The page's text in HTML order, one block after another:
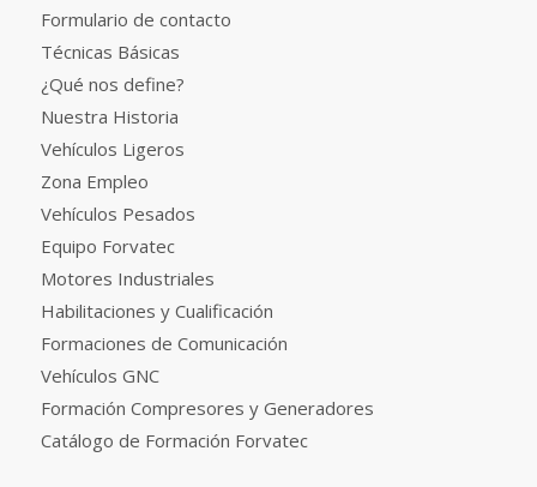
Formulario de contacto
Técnicas Básicas
¿Qué nos define?
Nuestra Historia
Vehículos Ligeros
Zona Empleo
Vehículos Pesados
Equipo Forvatec
Motores Industriales
Habilitaciones y Cualificación
Formaciones de Comunicación
Vehículos GNC
Formación Compresores y Generadores
Catálogo de Formación Forvatec